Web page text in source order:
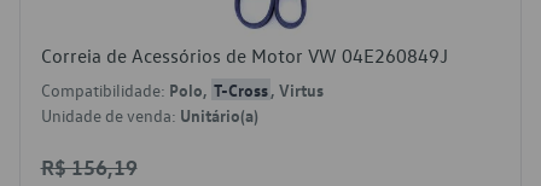
Correia de Acessórios de Motor VW 04E260849J
Compatibilidade: Polo, T-Cross, Virtus
Unidade de venda: Unitário(a)
R$ 156,19